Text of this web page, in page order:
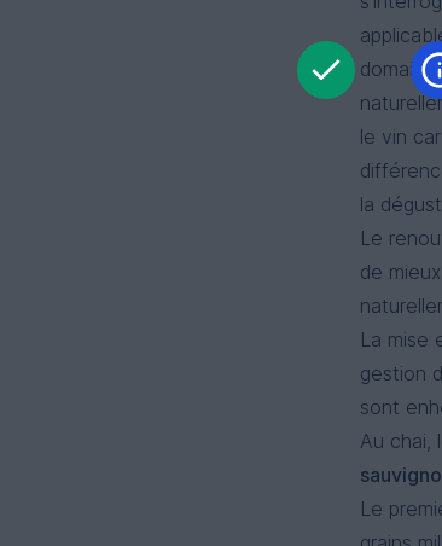
le vin
la
Le
de
La mise
gestion
sont
Au chai,
Le